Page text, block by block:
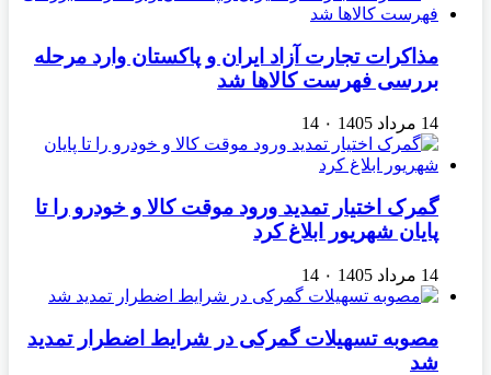
مذاکرات تجارت آزاد ایران و پاکستان وارد مرحله
بررسی فهرست کالاها شد
14 مرداد 1405 ۰ 14
گمرک اختیار تمدید ورود موقت کالا و خودرو را تا
پایان شهریور ابلاغ کرد
14 مرداد 1405 ۰ 14
مصوبه تسهیلات گمرکی در شرایط اضطرار تمدید
شد